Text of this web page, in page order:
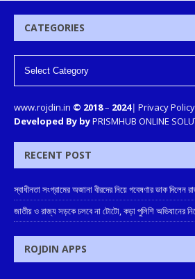
CATEGORIES
www.rojdin.in © 2018– 2024| Privacy Policy
Developed By byPRISMHUB ONLINE
RECENT POST
স্বাধীনতা সংগ্রামের অজানা বীরদের নিয়ে গবেষণার ডাক
জাতীয় ও রাজ্য সড়কে চলবে না টোটো, কড়া পুলিশি অভিযানের
ROJDIN APPS